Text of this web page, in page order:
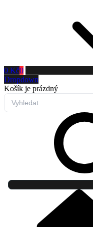
0 Kč0
Dropdown
Košík je prázdný